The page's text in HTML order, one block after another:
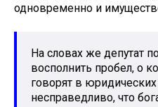
одновременно и
На словах же депутат
восполнить пробел, о
говорят в
несправедливо, что